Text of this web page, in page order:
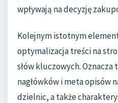
wpływają na decyzję
Kolejnym istotnym
optymalizacja treści na
słów kluczowych.
nagłówków i meta opisów
dzielnic, a także